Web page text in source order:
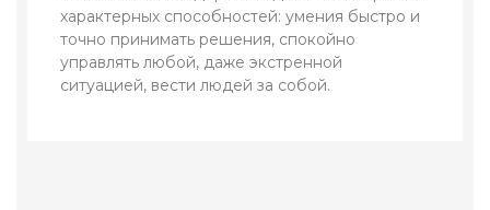
характерных способностей: умения быстро и
точно принимать решения, спокойно
управлять любой, даже экстренной
ситуацией, вести людей за собой.